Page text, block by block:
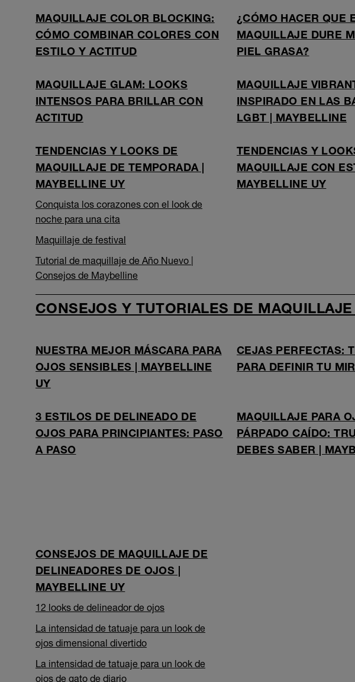
MAQUILLAJE COLOR BLOCKING:
CÓMO COMBINAR COLORES CON
ESTILO Y ACTITUD
¿CÓMO HACER QUE
MAQUILLAJE DURE
PIEL GRASA?
MAQUILLAJE GLAM: LOOKS
INTENSOS PARA BRILLAR CON
ACTITUD
MAQUILLAJE
INSPIRADO EN LAS
LGBT | MAYBELLINE
TENDENCIAS Y LOOKS DE
MAQUILLAJE DE TEMPORADA |
MAYBELLINE UY
Conquista los corazones con el look de
noche para una cita
Maquillaje de festival
Tutorial de maquillaje de Año Nuevo |
Consejos de Maybelline
TENDENCIAS Y
MAQUILLAJE CON
MAYBELLINE UY
CONSEJOS Y TUTORIALES DE
NUESTRA MEJOR MÁSCARA PARA
OJOS SENSIBLES | MAYBELLINE
UY
CEJAS PERFECTAS:
PARA DEFINIR TU
3 ESTILOS DE DELINEADO DE
OJOS PARA PRINCIPIANTES: PASO
A PASO
MAQUILLAJE PARA
PÁRPADO CAÍDO:
DEBES SABER |
CONSEJOS DE MAQUILLAJE DE
DELINEADORES DE OJOS |
MAYBELLINE UY
12 looks de delineador de ojos
La intensidad de tatuaje para un look de
ojos dimensional divertido
La intensidad de tatuaje para un look de
ojos de gato de diario